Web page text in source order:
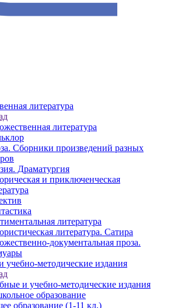
литература
литература
Сборники произведений разных
Драматургия
и приключенческая
литература
литература. Сатира
документальная проза.
учебно-методические издания
и учебно-методические издания
образование
образование (1-11 кл.)